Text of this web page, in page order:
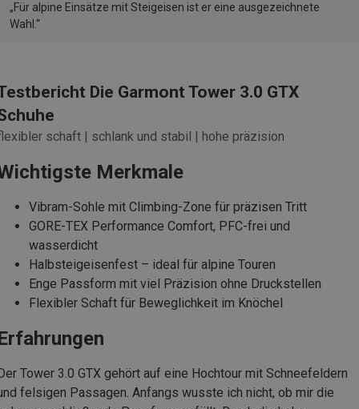
„Für alpine Einsätze mit Steigeisen ist er eine ausgezeichnete
Wahl.“
Die Garmont Tower 3.0 GTX
schaft | schlank und stabil | hohe präzision
Merkmale
Vibram-Sohle mit Climbing-Zone für präzisen Tritt
GORE-TEX Performance Comfort, PFC-frei und
wasserdicht
Halbsteigeisenfest – ideal für alpine Touren
Enge Passform mit viel Präzision ohne Druckstellen
Flexibler Schaft für Beweglichkeit im Knöchel
Tower 3.0 GTX gehört auf eine Hochtour mit Schneefeldern
felsigen Passagen. Anfangs wusste ich nicht, ob mir die